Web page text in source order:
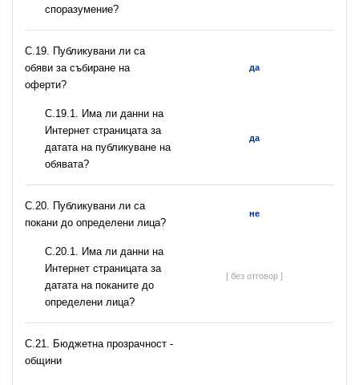
споразумение?
С.19. Публикувани ли са
обяви за събиране на
оферти?
да
С.19.1. Има ли данни на
Интернет страницата за
датата на публикуване на
обявата?
да
С.20. Публикувани ли са
покани до определени лица?
не
С.20.1. Има ли данни на
Интернет страницата за
датата на поканите до
определени лица?
[ без отговор ]
C.21. Бюджетна прозрачност -
общини